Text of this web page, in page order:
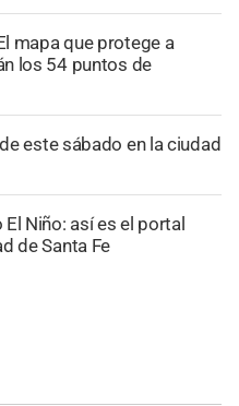
mapa que protege a
los 54 puntos de
este sábado en la ciudad
El Niño: así es el portal
de Santa Fe